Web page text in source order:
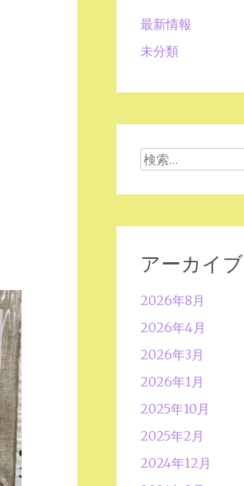
最新情報
未分類
検
アーカイブ
2026年8月
2026年4月
2026年3月
2026年1月
2025年10月
2025年2月
2024年12月